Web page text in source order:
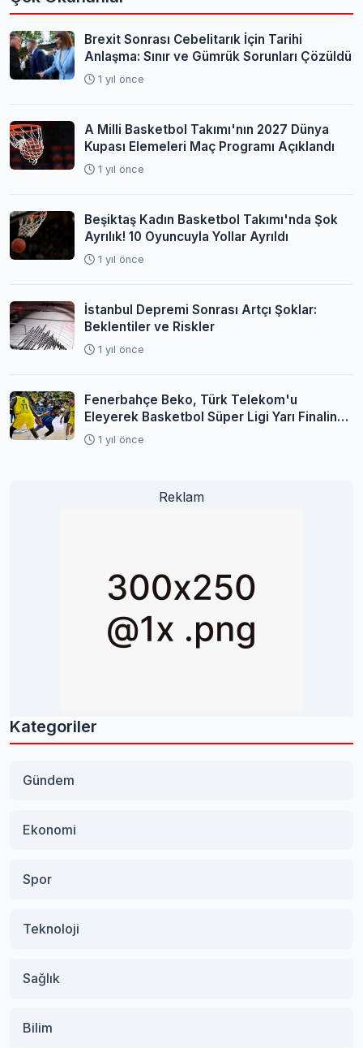
Brexit Sonrası Cebelitarık İçin Tarihi
Anlaşma: Sınır ve Gümrük Sorunları Çözüldü
1 yıl önce
A Milli Basketbol Takımı'nın 2027 Dünya
Kupası Elemeleri Maç Programı Açıklandı
1 yıl önce
Beşiktaş Kadın Basketbol Takımı'nda Şok
Ayrılık! 10 Oyuncuyla Yollar Ayrıldı
1 yıl önce
İstanbul Depremi Sonrası Artçı Şoklar:
Beklentiler ve Riskler
1 yıl önce
Fenerbahçe Beko, Türk Telekom'u
Eleyerek Basketbol Süper Ligi Yarı Finaline
Yükseldi
1 yıl önce
Reklam
Kategoriler
Gündem
Ekonomi
Spor
Teknoloji
Sağlık
Bilim